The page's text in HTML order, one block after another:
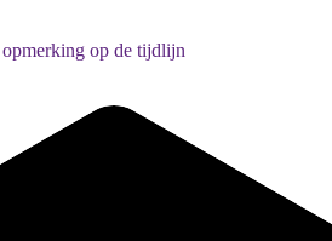
opmerking op de tijdlijn